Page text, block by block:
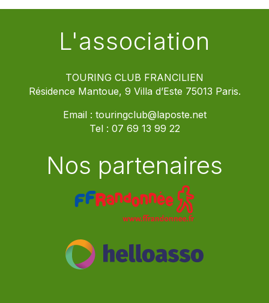
L'association
TOURING CLUB FRANCILIEN
Résidence Mantoue, 9 Villa d’Este 75013 Paris.
Email : touringclub@laposte.net
Tel : 07 69 13 99 22
Nos partenaires